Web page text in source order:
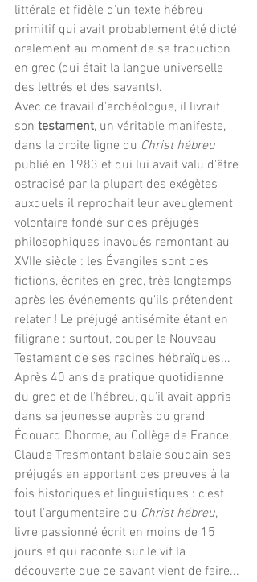
littérale et fidèle d'un texte hébreu
primitif qui avait probablement été dicté
oralement au moment de sa traduction
en grec (qui était la langue universelle
des lettrés et des savants).
Avec ce travail d'archéologue, il livrait
son testament, un véritable manifeste,
dans la droite ligne du Christ hébreu
publié en 1983 et qui lui avait valu d'être
ostracisé par la plupart des exégètes
auxquels il reprochait leur aveuglement
volontaire fondé sur des préjugés
philosophiques inavoués remontant au
XVIIe siècle : les Évangiles sont des
fictions, écrites en grec, très longtemps
après les événements qu'ils prétendent
relater ! Le préjugé antisémite étant en
filigrane : surtout, couper le Nouveau
Testament de ses racines hébraïques...
Après 40 ans de pratique quotidienne
du grec et de l'hébreu, qu'il avait appris
dans sa jeunesse auprès du grand
Édouard Dhorme, au Collège de France,
Claude Tresmontant balaie soudain ses
préjugés en apportant des preuves à la
fois historiques et linguistiques : c'est
tout l'argumentaire du Christ hébreu,
livre passionné écrit en moins de 15
jours et qui raconte sur le vif la
découverte que ce savant vient de faire...